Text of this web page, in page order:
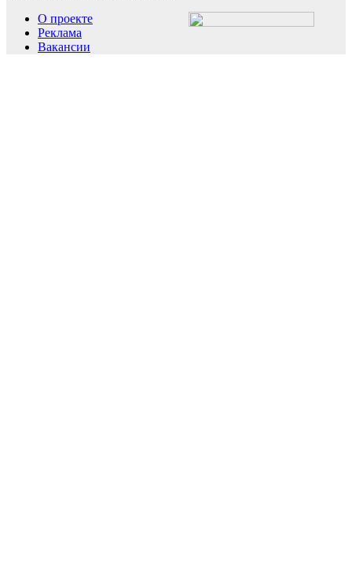
О проекте
Реклама
Вакансии